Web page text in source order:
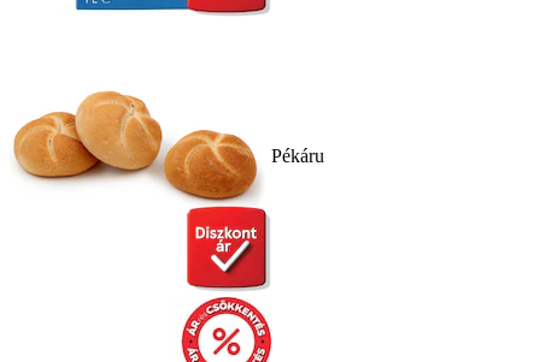
Pékáru